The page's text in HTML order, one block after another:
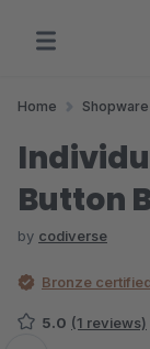
Home
Button
by codiverse
Bronze
5.0 (1 reviews)